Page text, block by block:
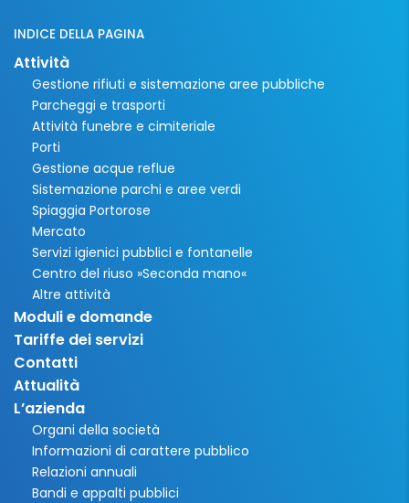
INDICE DELLA PAGINA
Attività
Gestione rifiuti e sistemazione aree pubbliche
Parcheggi e trasporti
Attività funebre e cimiteriale
Porti
Gestione acque reflue
Sistemazione parchi e aree verdi
Spiaggia Portorose
Mercato
Servizi igienici pubblici e fontanelle
Centro del riuso »Seconda mano«
Altre attività
Moduli e domande
Tariffe dei servizi
Contatti
Attualità
L’azienda
Organi della società
Informazioni di carattere pubblico
Relazioni annuali
Bandi e appalti pubblici